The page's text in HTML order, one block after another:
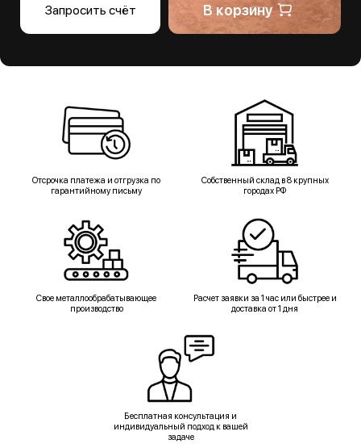
Запросить счёт В корзину
Отсрочка платежа и отгрузка по
гарантийному письму
Собственный склад в 8 крупных
городах РФ
Свое металлообрабатывающее
производство
Расчет заявки за 1 час или быстрее и
доставка от 1 дня
Бесплатная консультация и
индивидуальный подход к вашей
задаче